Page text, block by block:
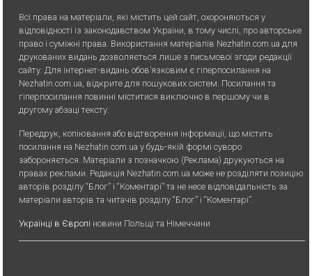
Всі права на матеріали, які містить цей сайт, охороняються у
відповідності із законодавством України, в тому числі, про авторське
право і суміжні права. Використання матерiалiв Nezhatin.com.ua для
друкованих видань дозволяється лише з письмової згоди редакції
сайту. Для iнтернет-видань обов’язковим є гiперпосилання на
Nezhatin.com.ua, відкрите для пошукових систем. Посилання та
гіперпосилання повинні міститися виключно в першому чи в
другому абзаці тексту.
Передрук, копiювання або вiдтворення iнформацiї, що мiстить
посилання на Nezhatin.com.ua у будь-якiй формi суворо
забороняється. Матеріали з позначкою (Реклама) друкуються на
правах реклами. Редакція Nezhatin.com.ua може не розділяти позицію
авторів розділу “Блог” і “Коментарі” та не несе відповідальність за
матеріали авторів та читачів розділу “Блог” і “Коментарі”.
Українці в Європі новини Польщі та Німеччини